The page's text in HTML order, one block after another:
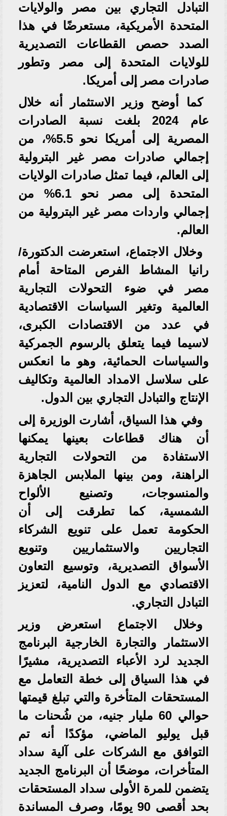
التبادل التجاري بين مصر والولايات
المتحدة الأمريكية، مستعرضًا في هذا
الصدد حصص القطاعات التصديرية
للولايات المتحدة إلى مصر وتطور
صادرات مصر إلى أمريكا.
كما أوضح وزير الاستثمار أنه خلال
عام 2024 بلغت نسبة الصادرات
المصرية إلى أمريكا نحو 5.5%، من
إجمالي صادرات مصر غير البترولية
إلى العالم، فيما تمثل صادرات الولايات
المتحدة إلى مصر نحو 6.1% من
إجمالي واردات مصر غير البترولية من
العالم.
وخلال الاجتماع، استعرضت الدكتورة/
رانيا المشاط الفرص المتاحة أمام
مصر في ضوء التحولات التجارية
العالمية وتغير السياسات الاقتصادية
في عدد من الاقتصادات الكبرى،
لاسيما فيما يتعلق بالرسوم الجمركية
والسياسات الحمائية، وهو ما انعكس
على سلاسل الامداد العالمية وتكاليف
الإنتاج والتبادل التجاري بين الدول.
وفي هذا السياق، أشارت الوزيرة إلى
أن هناك قطاعات بعينها يمكنها
الاستفادة من التحولات التجارية
الراهنة، ومن بينها الملابس الجاهزة
والمنسوجات، وتصنيع الألواح
الشمسية، كما تطرقت إلى أن
الحكومة تعمل على تنويع الشركاء
التجاريين والاستثماريين وتنويع
الأسواق التصديرية، وتوسيع التعاون
الاقتصادي مع الدول النامية، لتعزيز
التبادل التجاري.
وخلال الاجتماع استعرض وزير
الاستثمار والتجارة الخارجية البرنامج
الجديد لرد الأعباء التصديرية، مشيرًا
في هذا السياق إلى خطة التعامل مع
المستحقات المتأخرة والتي تبلغ قيمتها
حوالي 60 مليار جنيه، من شُحنات ما
قبل يوليو الماضي، مؤكدًا أنه تم
التوافق مع الشركات على آلية سداد
المتأخرات، موضحًا أن البرنامج الجديد
يتضمن للمرة الأولى سداد المستحقات
بحد أقصى 90 يومًا، وصرف المساندة